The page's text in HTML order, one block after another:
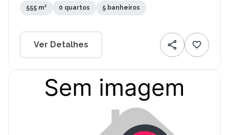
555 m² 0 quartos 5 banheiros
Ver Detalhes